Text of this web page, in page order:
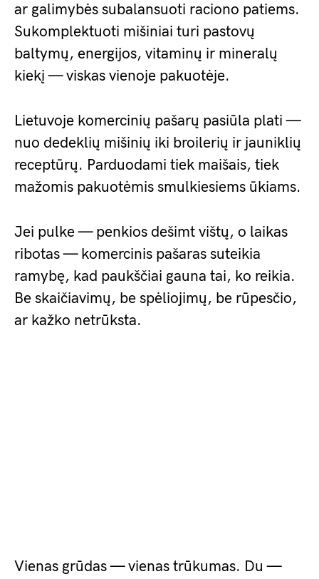
ar galimybės subalansuoti raciono patiems.
Sukomplektuoti mišiniai turi pastovų
baltymų, energijos, vitaminų ir mineralų
kiekį — viskas vienoje pakuotėje.
Lietuvoje komercinių pašarų pasiūla plati —
nuo dedeklių mišinių iki broilerių ir jauniklių
receptūrų. Parduodami tiek maišais, tiek
mažomis pakuotėmis smulkiesiems ūkiams.
Jei pulke — penkios dešimt vištų, o laikas
ribotas — komercinis pašaras suteikia
ramybę, kad paukščiai gauna tai, ko reikia.
Be skaičiavimų, be spėliojimų, be rūpesčio,
ar kažko netrūksta.
Vienas grūdas — vienas trūkumas. Du —